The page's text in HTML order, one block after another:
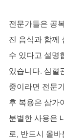
전문가들은 공
진 음식과 함께
수 있다고 설명
있습니다. 심혈
중이라면 전문
후 복용은 삼가
분별한 사용은
로, 반드시 올